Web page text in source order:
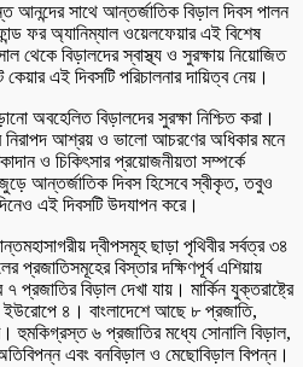
সাথে আন্তর্জাতিক বিড়াল দিবস পালন
ফর অ্যানিম্যাল ওয়েলফেয়ার এই বিশেষ
থেকে বিড়ালদের স্বাস্থ্য ও সুরক্ষায় নিয়োজিত
এই দিবসটি পরিচালনার দায়িত্ব নেয়।
অবহেলিত বিড়ালদের সুরক্ষা নিশ্চিত করা।
নিরাপদ আশ্রয় ও ভালো আচরণের অধিকার মনে
ও চিকিৎসার প্রয়োজনীয়তা সম্পর্কে
আন্তর্জাতিক দিবস হিসেবে স্বীকৃত, তবুও
এই দিবসটি উদযাপন করে।
দ্বীপসমূহ ছাড়া পৃথিবীর সর্বত্র ৩৪
প্রজাতিসমূহের বিস্তার দক্ষিণপূর্ব এশিয়ায়
প্রজাতির বিড়াল দেখা যায়। মার্কিন যুক্তরাষ্ট্রে
ইউরোপে ৪। বাংলাদেশে আছে ৮ প্রজাতি,
হুমকিগ্রস্ত ৬ প্রজাতির মধ্যে সোনালি বিড়াল,
এবং বনবিড়াল ও মেছোবিড়াল বিপন্ন।